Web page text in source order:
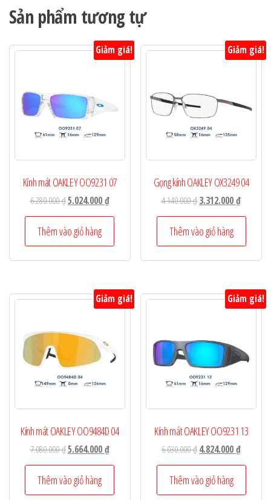
Sản phẩm tương tự
Giảm giá!
Kính mát OAKLEY OO9231 07
6.280.000₫Giá
gốc
là:
6.280.000 ₫.
5.024.000₫Giá
hiện
là:
5.024.000 ₫.
Thêm vào giỏ hàng
Giảm giá!
Gọng kính OAKLEY OX3249 04
4.140.000₫Giá
gốc
là:
4.140.000 ₫.
3.312.000₫Giá
hiện
là:
Thêm vào giỏ hàng
Giảm giá!
Kính mát OAKLEY OO9484D 04
7.080.000₫Giá
gốc
là:
7.080.000 ₫.
5.664.000₫Giá
hiện
là:
Thêm vào giỏ hàng
Giảm giá!
Kính mát OAKLEY OO9231 13
6.030.000₫Giá
gốc
là:
6.030.000 ₫.
4.824.000₫Giá
hiện
là:
Thêm vào giỏ hàng